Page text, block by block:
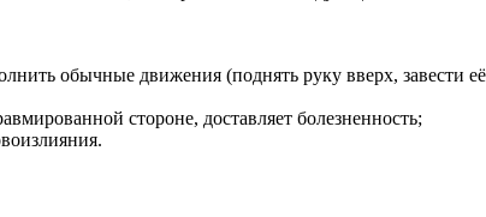
обычные движения (поднять руку вверх, завести её
стороне, доставляет болезненность;